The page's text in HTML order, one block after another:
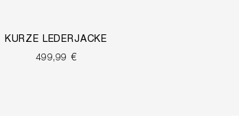
KURZE LEDERJACKE
499,99 €